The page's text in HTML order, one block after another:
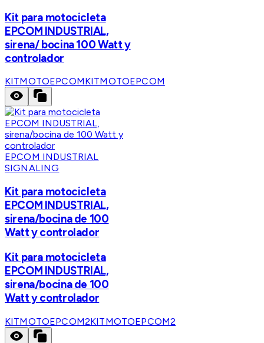
Kit para motocicleta
EPCOM INDUSTRIAL,
sirena/ bocina 100 Watt y
controlador
KITMOTOEPCOMKITMOTOEPCOM
EPCOM INDUSTRIAL
SIGNALING
Kit para motocicleta
EPCOM INDUSTRIAL,
sirena/bocina de 100
Watt y controlador
Kit para motocicleta
EPCOM INDUSTRIAL,
sirena/bocina de 100
Watt y controlador
KITMOTOEPCOM2KITMOTOEPCOM2